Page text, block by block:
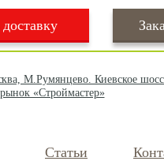
доставку
М.Румянцево. Киевское
«Строймастер»
Статьи